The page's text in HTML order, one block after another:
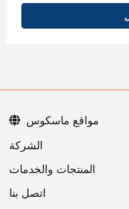
اتصل بنا
مواقع ماسكوس